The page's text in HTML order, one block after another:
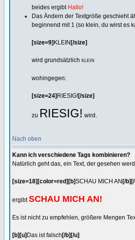
beides ergibt Hallo!
Das Ändern der Textgröße geschieht
beginnend mit 1 (so klein, du wirst es
[size=9] KLEIN [/size]
wird grundsätzlich KLEIN
wohingegen:
[size=24] RIESIG![/size]
zu RIESIG! wird.
Nach oben
Kann ich verschiedene Tags kombinieren?
Natürlich geht das, ein Text, der gesehen
[size=18][color=red][b]SCHAU MICH AN [/
ergibtSCHAU MICH AN!
Es ist nicht zu empfehlen, größere Mengen
[b][u] Das ist falsch [/b][/u]